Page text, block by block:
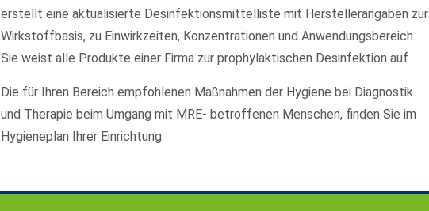
erstellt eine aktualisierte Desinfektionsmittelliste mit Herstellerangaben zur
Wirkstoffbasis, zu Einwirkzeiten, Konzentrationen und Anwendungsbereich.
Sie weist alle Produkte einer Firma zur prophylaktischen Desinfektion auf.
Die für Ihren Bereich empfohlenen Maßnahmen der Hygiene bei Diagnostik
und Therapie beim Umgang mit MRE- betroffenen Menschen, finden Sie im
Hygieneplan Ihrer Einrichtung.